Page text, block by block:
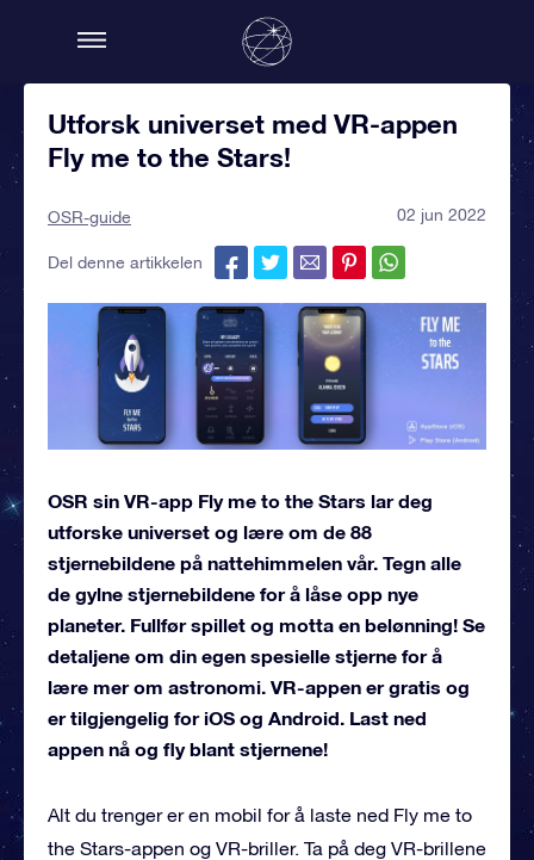
Utforsk universet med VR-appen
Fly me to the Stars!
OSR-guide 02 jun 2022
Del denne artikkelen
OSR sin VR-app Fly me to the Stars lar deg
utforske universet og lære om de 88
stjernebildene på nattehimmelen vår. Tegn alle
de gylne stjernebildene for å låse opp nye
planeter. Fullfør spillet og motta en belønning! Se
detaljene om din egen spesielle stjerne for å
lære mer om astronomi. VR-appen er gratis og
er tilgjengelig for iOS og Android. Last ned
appen nå og fly blant stjernene!
Alt du trenger er en mobil for å laste ned Fly me to
the Stars-appen og VR-briller. Ta på deg VR-brillene